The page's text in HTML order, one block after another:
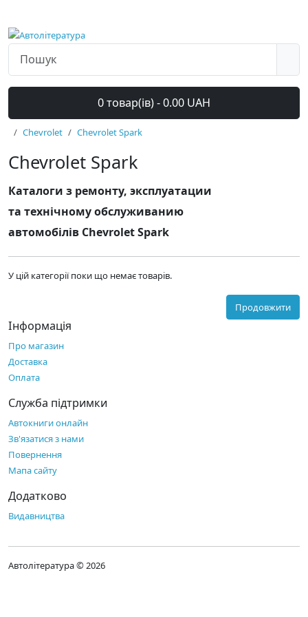
0 товар(ів) - 0.00 UAH
Chevrolet Chevrolet Spark
Chevrolet Spark
Каталоги з ремонту, эксплуатации
та технічному обслуживанию
автомобілів Chevrolet Spark
У цій категорії поки що немає товарів.
Продовжити
Інформація
Про магазин
Доставка
Оплата
Служба підтримки
Автокниги онлайн
Зв'язатися з нами
Повернення
Мапа сайту
Додатково
Видавництва
Автолітература © 2026